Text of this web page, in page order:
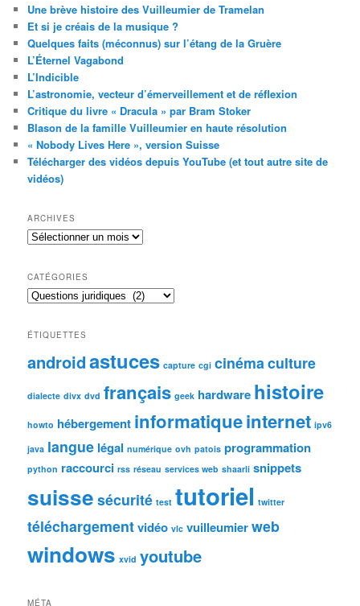
Une brève histoire des Vuilleumier de Tramelan
Et si je créais de la musique ?
Quelques faits (méconnus) sur l’étang de la Gruère
L’Éternel Vagabond
L’Indicible
L’astronomie, vecteur d’émerveillement et de réflexion
Critique du livre « Dracula » par Bram Stoker
Blason de la famille Vuilleumier en haute résolution
« Nobody Lives Here », version Suisse
Télécharger des vidéos depuis YouTube (et tout autre site de
vidéos)
ARCHIVES
Archives
CATÉGORIES
Catégories
ÉTIQUETTES
androidastuces capture cgi cinéma culture
dialecte divx dvd français geek hardware histoire
howto hébergement informatiqueinternet ipv6
java langue légal numérique ovh patois programmation
python raccourci rss réseau services web shaarli snippets
suisse sécurité test tutoriel twitter
téléchargementvidéo vlc vuilleumierweb
windows xvid youtube
MÉTA